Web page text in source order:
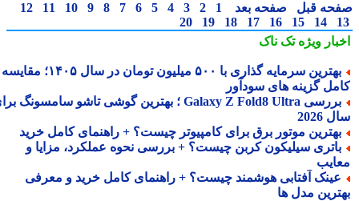
قبل صفحه بعد 1
2
3
4
5
6
7
8
9
10
11
12
14
15
16
17
18
19
20
ویژهتک ناک
بهترین سرمایه گذاری با ۵۰۰ میلیون تومان در سال ۱۴۰۵؛ مقایسه
گزینه های سودآور
بررسی Galaxy Z Fold8 Ultra ؛ بهترین گوشی تاشو سامسونگ برای
2026
موتور برق برای کامپیوتر چیست؟ + راهنمای کامل خرید
سیلیکون کربن چیست؟ + بررسی نحوه عملکرد، مزایا و
آفتابی هوشمند چیست؟ + راهنمای کامل خرید و معرفی
مدل ها